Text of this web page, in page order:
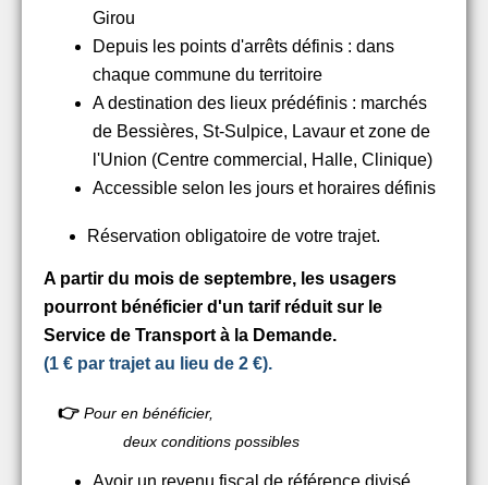
Girou
Depuis les points d'arrêts définis : dans
chaque commune du territoire
A destination des lieux prédéfinis : marchés
de Bessières, St-Sulpice, Lavaur et zone de
l'Union (Centre commercial, Halle, Clinique)
Accessible selon les jours et horaires définis
Réservation obligatoire de votre trajet.
A partir du mois de septembre, les usagers
pourront bénéficier d'un tarif réduit sur le
Service de Transport à la Demande.
(1 € par trajet au lieu de 2 €).
👉 Pour en bénéficier,
deux conditions possibles
Avoir un revenu fiscal de référence divisé